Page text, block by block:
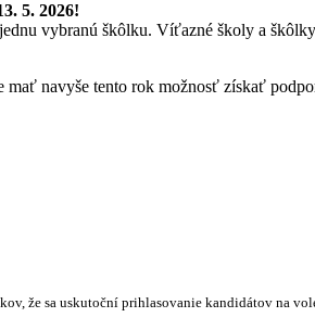
5. 2026!
vybranú škôlku. Víťazné školy a
mať navyše tento rok možnosť získať
že sa uskutoční prihlasovanie kandidátov na